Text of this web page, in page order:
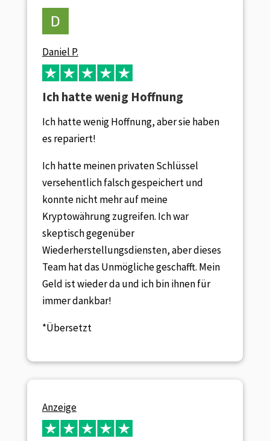
Daniel P.
Ich hatte wenig Hoffnung
Ich hatte wenig Hoffnung, aber sie haben
es repariert!
Ich hatte meinen privaten Schlüssel
versehentlich falsch gespeichert und
konnte nicht mehr auf meine
Kryptowährung zugreifen. Ich war
skeptisch gegenüber
Wiederherstellungsdiensten, aber dieses
Team hat das Unmögliche geschafft. Mein
Geld ist wieder da und ich bin ihnen für
immer dankbar!
*Übersetzt
Anzeige